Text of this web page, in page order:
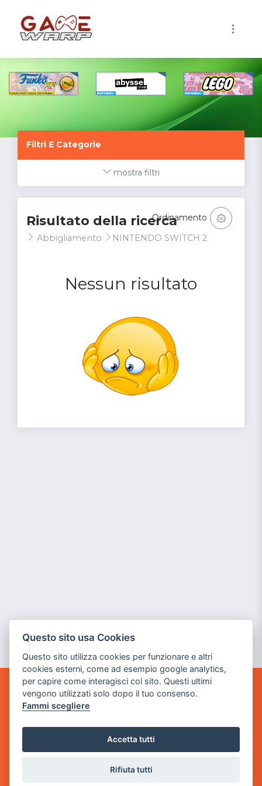
Filtri E Categorie
mostra filtri
Risultato della ricerca
Abbigliamento NINTENDO SWITCH 2
Nessun risultato
Ordinamento
GAME WARP
BY POWER GAME SRL
via Villaggio dei Platani, 3
Questo sito usa Cookies
Questo sito utilizza cookies per funzionare e altri
cookies esterni, come ad esempio google analytics,
per capire come interagisci col sito. Questi ultimi
vengono utilizzati solo dopo il tuo consenso.
Fammi scegliere
Accetta tutti
Rifiuta tutti